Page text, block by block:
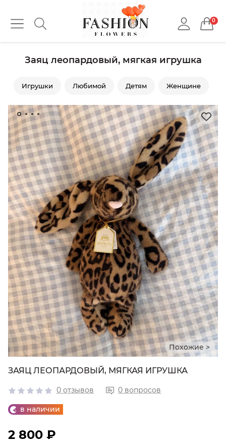
0
Заяц леопардовый, мягкая игрушка
Игрушки Любимой Детям Женщине
Похожие >
ЗАЯЦ ЛЕОПАРДОВЫЙ, МЯГКАЯ ИГРУШКА
0 отзывов 0 вопросов
в наличии
2 800 ₽